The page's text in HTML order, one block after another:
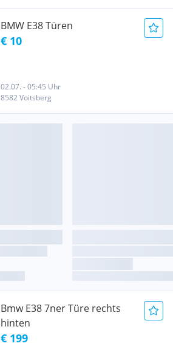
BMW E38 Türen
€ 10
02.07. - 05:45 Uhr
8582 Voitsberg
Bmw E38 7ner Türe rechts
hinten
€ 199